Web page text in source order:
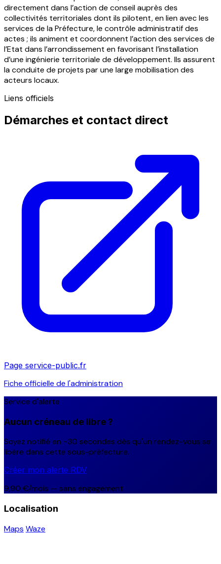
directement dans l’action de conseil auprès des
collectivités territoriales dont ils pilotent, en lien avec les
services de la Préfecture, le contrôle administratif des
actes ; ils animent et coordonnent l’action des services de
l’Etat dans l’arrondissement en favorisant l’installation
d’une ingénierie territoriale de développement. Ils assurent
la conduite de projets par une large mobilisation des
acteurs locaux.
Liens officiels
Démarches et contact direct
Page service-public.fr
Fiche officielle de l'administration
Service d'alerte
Aucun créneau de libre ?
Soyez notifié en ~30 secondes dès qu'un rendez-vous se
libère dans cette sous-préfecture.
Créer mon alerte RDV
9,90 €/mois — sans engagement
Localisation
Maps Waze